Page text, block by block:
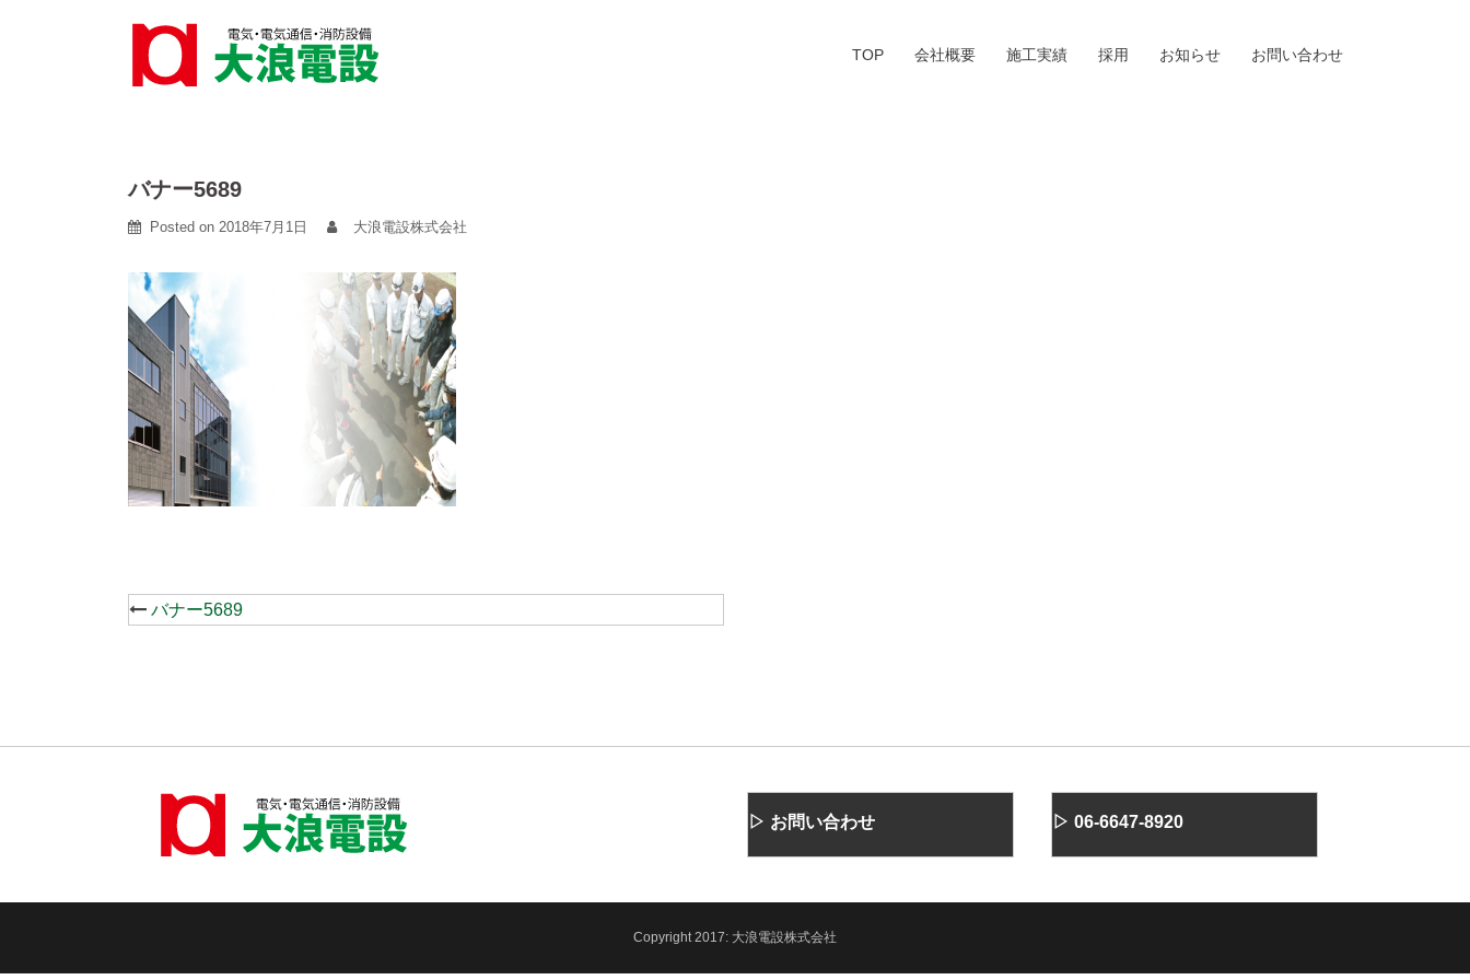
TOP 会社概要 施工実績 採用 お知らせ お問い合わせ
バナー5689
Posted on 2018年7月1日 大浪電設株式会社
Post
バナー5689
▷ お問い合わせ ▷ 06-6647-8920
Copyright2017: 大浪電設株式会社